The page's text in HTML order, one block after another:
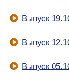
Выпуск
Выпуск
Выпуск